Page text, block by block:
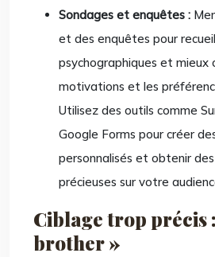
Sondages et enquêtes :
et des enquêtes pour
psychographiques et mieux
motivations et les
Utilisez des outils comme
Google Forms pour créer
personnalisés et obtenir
précieuses sur votre
Ciblage trop précis
brother »